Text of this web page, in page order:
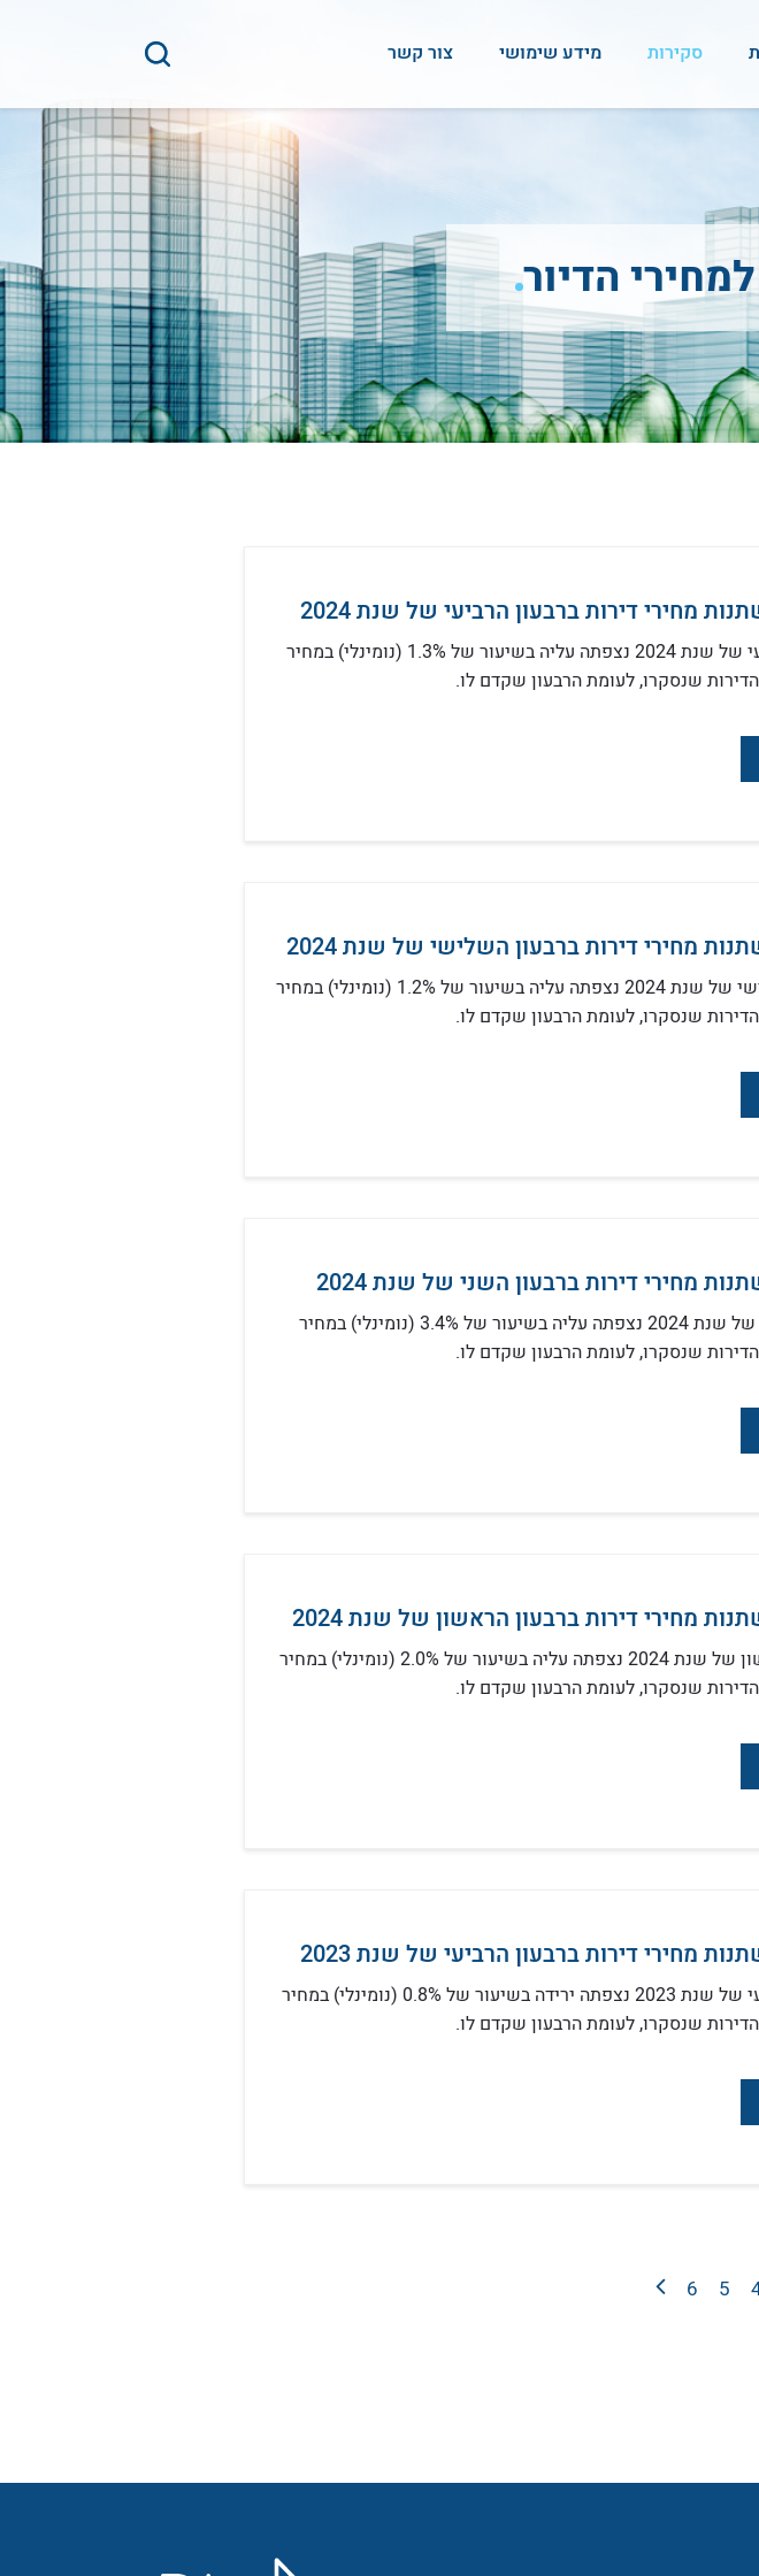
סקירות מידע שימושי צור קשר
הדיור
מחירי דירות ברבעון הרביעי של שנת 2024
ברבעון הרביעי של שנת 2024 נצפתה עליה בשיעור של 1.3% (נומינלי) במחיר
שנסקרו, לעומת הרבעון שקדם לו.
מחירי דירות ברבעון השלישי של שנת 2024
ברבעון השלישי של שנת 2024 נצפתה עליה בשיעור של 1.2% (נומינלי) במחיר
שנסקרו, לעומת הרבעון שקדם לו.
מחירי דירות ברבעון השני של שנת 2024
ברבעון השני של שנת 2024 נצפתה עליה בשיעור של 3.4% (נומינלי) במחיר
שנסקרו, לעומת הרבעון שקדם לו.
מחירי דירות ברבעון הראשון של שנת 2024
ברבעון הראשון של שנת 2024 נצפתה עליה בשיעור של 2.0% (נומינלי) במחיר
שנסקרו, לעומת הרבעון שקדם לו.
מחירי דירות ברבעון הרביעי של שנת 2023
ברבעון הרביעי של שנת 2023 נצפתה ירידה בשיעור של 0.8% (נומינלי) במחיר
שנסקרו, לעומת הרבעון שקדם לו.
5
6